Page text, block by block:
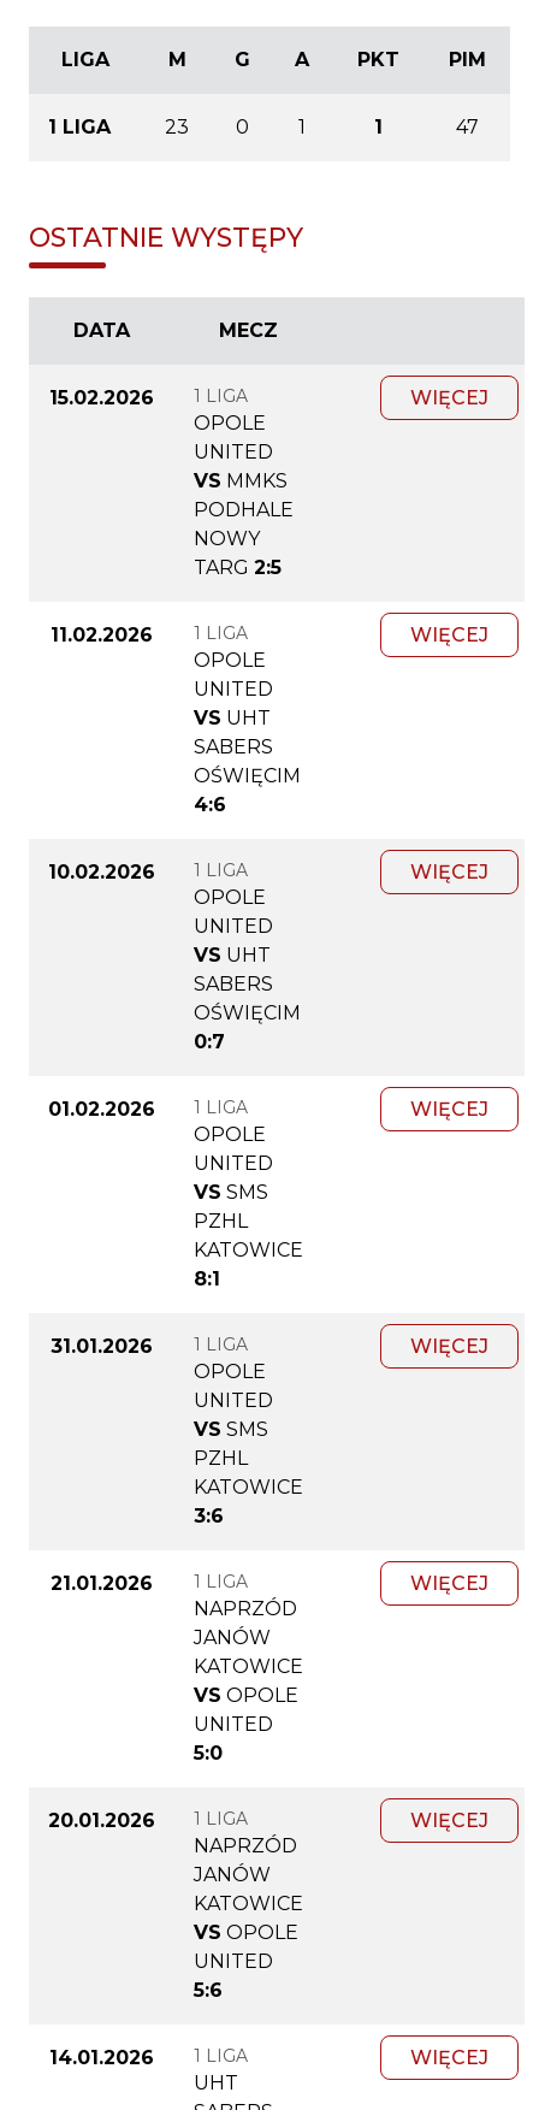
LIGA M G A PKT PIM
1 LIGA 23 0 1 1 47
OSTATNIE WYSTĘPY
DATA MECZ
15.02.2026 1 LIGA
OPOLE
UNITED
VS MMKS
PODHALE
NOWY
TARG 2:5
WIĘCEJ
11.02.2026 1 LIGA
OPOLE
UNITED
VS UHT
SABERS
OŚWIĘCIM
4:6
WIĘCEJ
10.02.2026 1 LIGA
OPOLE
UNITED
VS UHT
SABERS
OŚWIĘCIM
0:7
WIĘCEJ
01.02.2026 1 LIGA
OPOLE
UNITED
VS SMS
PZHL
KATOWICE
8:1
WIĘCEJ
31.01.2026 1 LIGA
OPOLE
UNITED
VS SMS
PZHL
KATOWICE
3:6
WIĘCEJ
21.01.2026 1 LIGA
NAPRZÓD
JANÓW
KATOWICE
VS OPOLE
UNITED
5:0
WIĘCEJ
20.01.2026 1 LIGA
NAPRZÓD
JANÓW
KATOWICE
VS OPOLE
UNITED
5:6
WIĘCEJ
14.01.2026 1 LIGA
UHT
WIĘCEJ